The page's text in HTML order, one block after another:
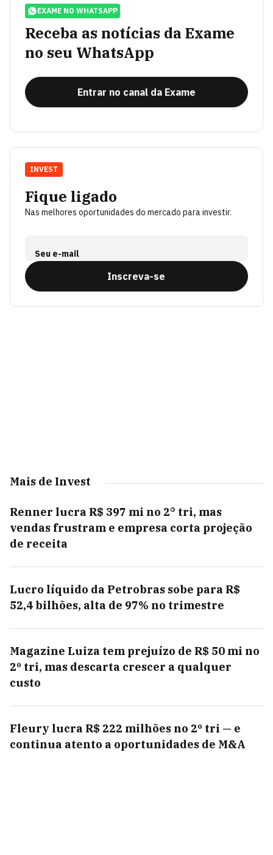
EXAME NO WHATSAPP
Receba as notícias da Exame
no seu WhatsApp
Entrar no canal da Exame
Fique ligado
Nas melhores oportunidades do mercado para investir.
Seu e-mail
Inscreva-se
INVEST
Mais de Invest
Renner lucra R$ 397 mi no 2° tri, mas
vendas frustram e empresa corta projeção
de receita
Lucro líquido da Petrobras sobe para R$
52,4 bilhões, alta de 97% no trimestre
Magazine Luiza tem prejuízo de R$ 50 mi no
2º tri, mas descarta crescer a qualquer
custo
Fleury lucra R$ 222 milhões no 2º tri — e
continua atento a oportunidades de M&A